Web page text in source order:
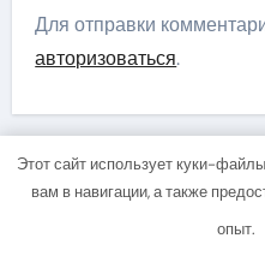
Для отправки
авторизоваться.
Вы пропустили
Этот сайт использует куки-
вам в навигации, а также
опыт.